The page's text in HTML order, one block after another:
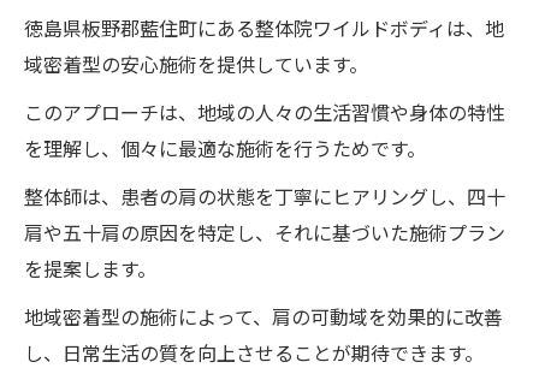
徳島県板野郡藍住町にある整体院ワイルドボディは、地
域密着型の安心施術を提供しています。
このアプローチは、地域の人々の生活習慣や身体の特性
を理解し、個々に最適な施術を行うためです。
整体師は、患者の肩の状態を丁寧にヒアリングし、四十
肩や五十肩の原因を特定し、それに基づいた施術プラン
を提案します。
地域密着型の施術によって、肩の可動域を効果的に改善
し、日常生活の質を向上させることが期待できます。